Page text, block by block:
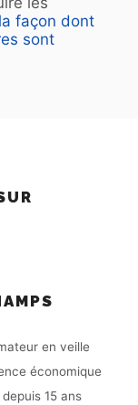
façon dont
sont
en veille
économique
15 ans